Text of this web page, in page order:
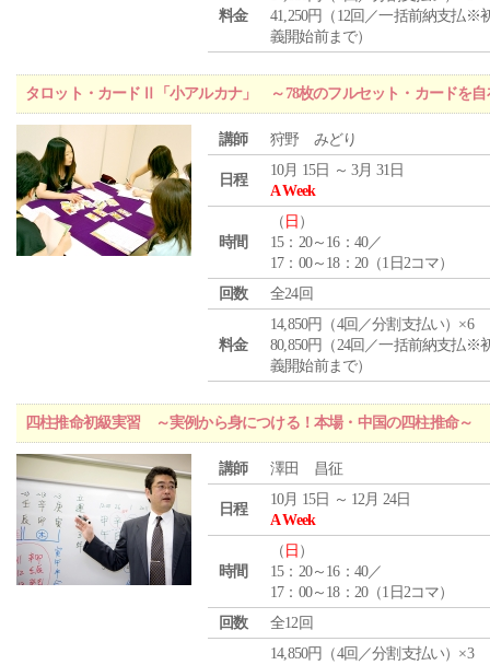
料金
41,250円（12回／一括前納支払※
義開始前まで）
タロット・カードⅡ「小アルカナ」 ～78枚のフルセット・カードを自
講師 狩野 みどり
日程
10月 15日 ～ 3月 31日
A Week
時間
（ 日 ）
15：20～16：40／
17：00～18：20（1日2コマ）
回数
全24回
料金
14,850円（4回／分割支払い）×6
80,850円（24回／一括前納支払※
義開始前まで）
四柱推命初級実習 ～実例から身につける！本場・中国の四柱推命～
講師 澤田 昌征
日程
10月 15日 ～ 12月 24日
A Week
時間
（ 日 ）
15：20～16：40／
17：00～18：20（1日2コマ）
回数
全12回
14,850円（4回／分割支払い）×3